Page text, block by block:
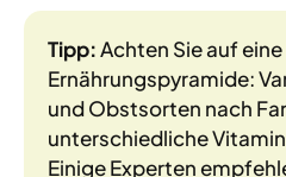
Tipp:Achten Sie auf
Ernährungspyramide:
und Obstsorten nach
unterschiedliche
Einige Experten